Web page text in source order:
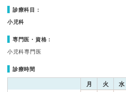
診療科目：
小児科
専門医・資格：
小児科専門医
診療時間
月 火 水